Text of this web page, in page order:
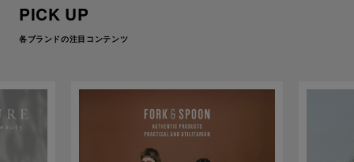
PICK UP
各ブランドの注目コンテンツ